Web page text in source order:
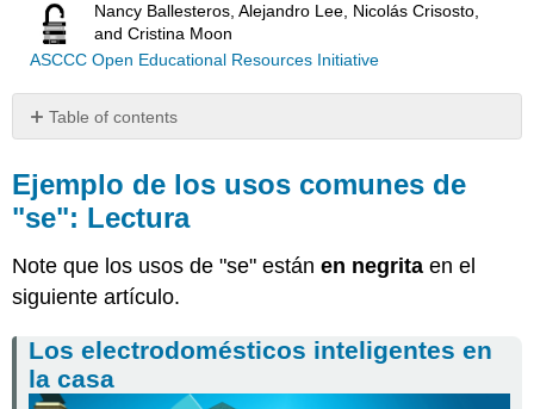
Nancy Ballesteros, Alejandro Lee, Nicolás Crisosto,
and Cristina Moon
ASCCC Open Educational Resources Initiative
Table of contents
los
usos
de
"se":
Los
electrodomésticos
inteligentes
Ejemplo de los usos comunes de
"se": Lectura
Note que los usos de "se" estánen negrita en el
siguiente artículo.
Los electrodomésticos inteligentes en
la casa